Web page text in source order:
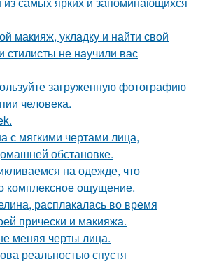
макияж, укладку и найти свой
стилисты не научили вас
загруженную фотографию
человека.
с мягкими чертами лица,
обстановке.
на одежде, что
комплексное ощущение.
расплакалась во время
прически и макияжа.
меняя черты лица.
реальностью спустя